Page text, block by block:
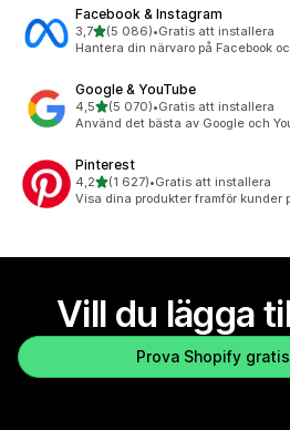
Facebook & Instagram
3,7av 5 stjärnor
(5 086)
5086 recensioner totalt
•Gratis att installera
Hantera din närvaro på Facebook
Google & YouTube
4,5av 5 stjärnor
(5 070)
5070 recensioner totalt
•Gratis att installera
Använd det bästa av Google och
Pinterest
4,2av 5 stjärnor
(1 627)
1627 recensioner totalt
•Gratis att installera
Visa dina produkter framför kunder
Vill du lägga
Prova Shopify